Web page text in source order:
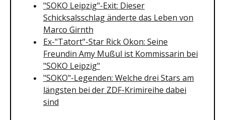
"SOKO Leipzig"-Exit: Dieser
Schicksalsschlag änderte das Leben von
Marco Girnth
Ex-"Tatort"-Star Rick Okon: Seine
Freundin Amy Mußul ist Kommissarin bei
"SOKO Leipzig"
"SOKO"-Legenden: Welche drei Stars am
längsten bei der ZDF-Krimireihe dabei
sind